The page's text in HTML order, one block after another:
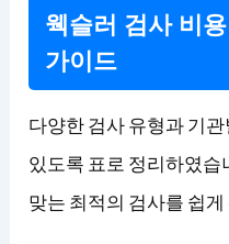
웩슬러 검사 비
가이드
다양한 검사 유형과 기
있도록 표로 정리하였습
맞는 최적의 검사를 쉽